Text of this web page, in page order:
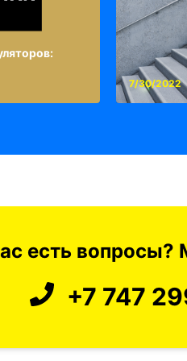
7/30/2022
есть вопросы?
+7 747